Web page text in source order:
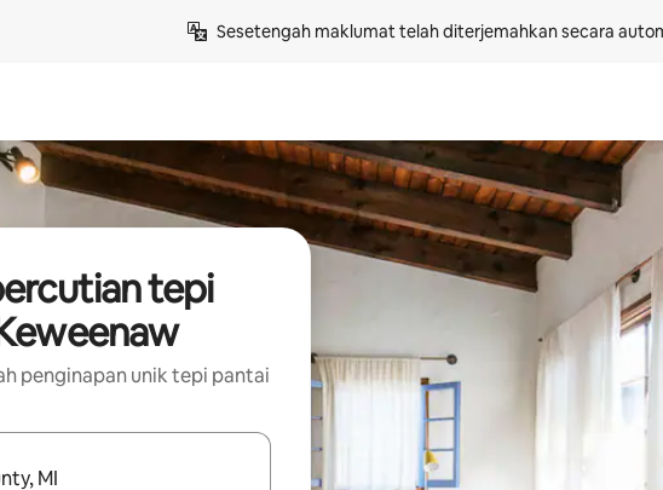
Sesetengah maklumat telah diterjemahkan secara
tepi
penginapan unik tepi pantai
navigasi dengan kekunci anak panah atas dan bawah atau teroka dengan